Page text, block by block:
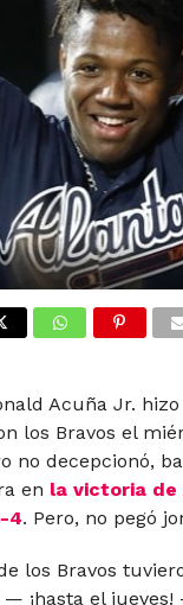
Acuña Jr.
los Bravos el
no decepcionó,
en la victoria
4. Pero, no pegó
los Bravos
¡hasta el